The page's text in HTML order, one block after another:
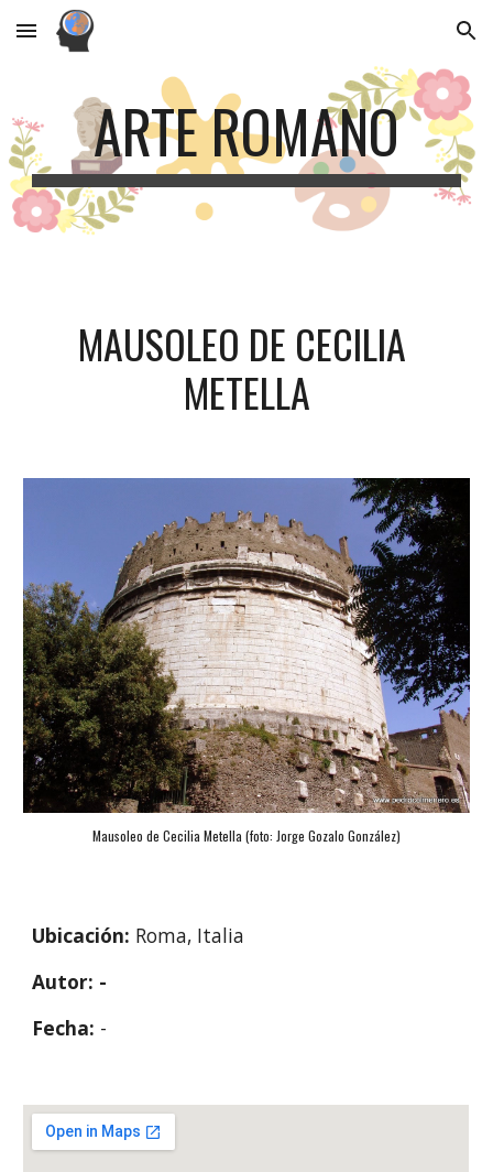
Skip to main content Skip to navigation
ARTE ROMANO
MAUSOLEO DE CECILIA
METELLA
Mausoleo de Cecilia Metella (foto: Jorge Gozalo González)
Ubicación: Roma, Italia
Autor: -
Fecha: -